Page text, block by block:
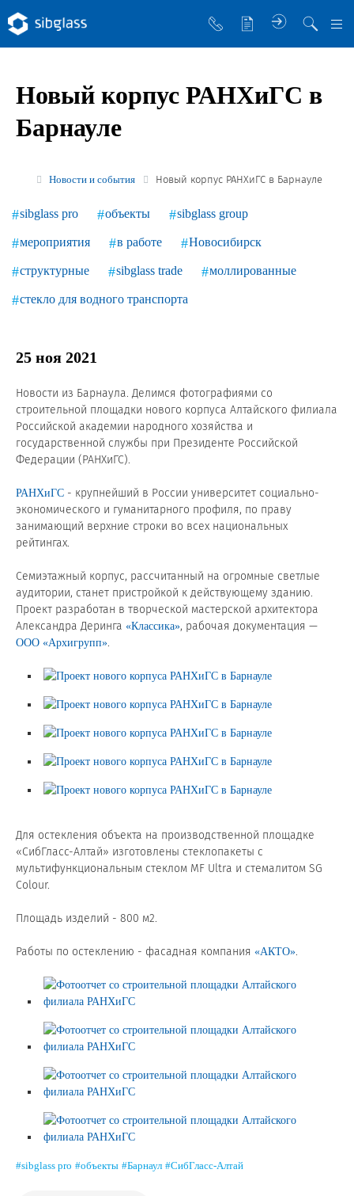
Управляющая компания
Sibglass Trade
Новости и события
Продажа недвижимости
Продукция
Листовое стекло
Стекло для строительства и интерьера
Стекло для мебели, оборудования и бытовой техники
Комплектующие для переработки стекла
Светопрозрачные конструкции для розничных
Техподдержка
Сертификаты на продукцию Sibglass Pro
Проекты
Контакты
+7 (391) 278-77-77
info@sibglass.ru
Личный кабинет
Продажа Б/У оборудования
Новый корпус РАНХиГС в
Барнауле
Новости и события Новый корпус РАНХиГС в Барнауле
25 ноя 2021
Новости из Барнаула. Делимся фотографиями со
строительной площадки нового корпуса Алтайского филиала
Российской академии народного хозяйства и
государственной службы при Президенте Российской
Федерации (РАНХиГС).
РАНХиГС - крупнейший в России университет социально-
экономического и гуманитарного профиля, по праву
занимающий верхние строки во всех национальных
рейтингах.
Семиэтажный корпус, рассчитанный на огромные светлые
аудитории, станет пристройкой к действующему зданию.
Проект разработан в творческой мастерской архитектора
Александра Деринга «Классика», рабочая документация —
ООО «Архигрупп».
Для остекления объекта на производственной площадке
«СибГласс-Алтай» изготовлены стеклопакеты с
мультифункциональным стеклом MF Ultra и стемалитом SG
Colour.
Площадь изделий - 800 м2.
Работы по остеклению - фасадная компания «АКТО».
#sibglass pro #объекты #Барнаул #СибГласс-Алтай
sibglass pro объекты sibglass group
мероприятия в работе Новосибирск
структурные sibglass trade моллированные
стекло для водного транспорта